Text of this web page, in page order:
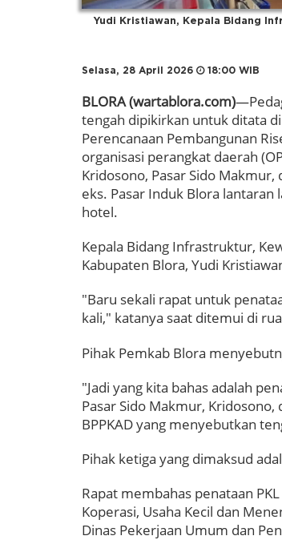
Yudi Kristiawan, Kepala Bidang
Selasa, 28 April 2026 18:00 WIB
BLORA (wartablora.com)
tengah dipikirkan untuk ditata
Perencanaan Pembangunan
organisasi perangkat daerah
Kridosono, Pasar Sido
eks. Pasar Induk Blora
hotel.
Kepala Bidang Infrastruktur,
Kabupaten Blora, Yudi
"Baru sekali rapat untuk
kali," katanya saat ditemui di
Pihak Pemkab Blora
"Jadi yang kita bahas adalah
Pasar Sido Makmur,
BPPKAD yang menyebutkan
Pihak ketiga yang dimaksud
Rapat membahas penataan
Koperasi, Usaha Kecil dan
Dinas Pekerjaan Umum dan